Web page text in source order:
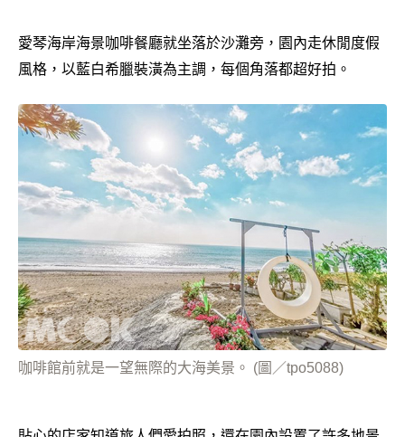
愛琴海岸海景咖啡餐廳就坐落於沙灘旁，園內走休閒度假
風格，以藍白希臘裝潢為主調，每個角落都超好拍。
咖啡館前就是一望無際的大海美景。 (圖／tpo5088)